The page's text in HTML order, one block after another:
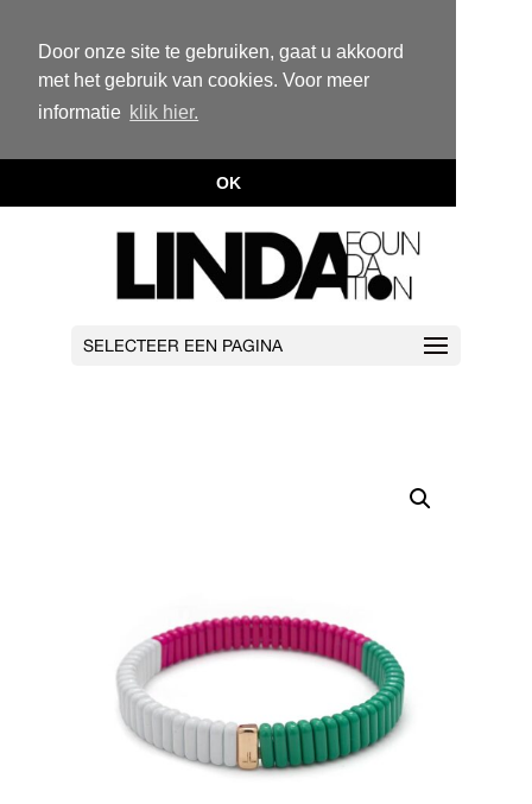
Door onze site te gebruiken, gaat u akkoord
met het gebruik van cookies. Voor meer
informatie klik hier.
OK
SELECTEER EEN PAGINA